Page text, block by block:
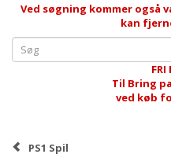
Ved søgning kommer også
kan
FRI
Til Bring
ved køb
PS1 Spil